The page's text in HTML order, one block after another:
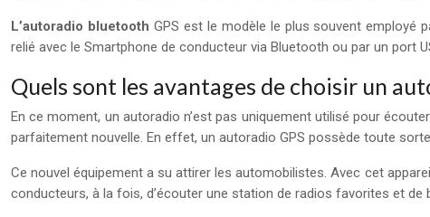
L’autoradio bluetooth GPS est le modèle le plus souvent employé
relié avec le Smartphone de conducteur via Bluetooth ou par un port
Quels sont les avantages de choisir un
En ce moment, un autoradio n’est pas uniquement utilisé pour
parfaitement nouvelle. En effet, un autoradio GPS possède toute
Ce nouvel équipement a su attirer les automobilistes. Avec cet
conducteurs, à la fois, d’écouter une station de radios favorites et